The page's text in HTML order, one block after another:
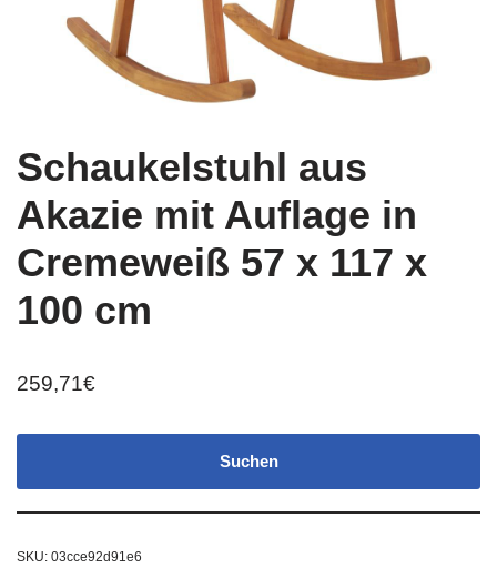
Schaukelstuhl aus
Akazie mit Auflage in
Cremeweiß 57 x 117 x
100 cm
259,71€
Suchen
SKU: 03cce92d91e6